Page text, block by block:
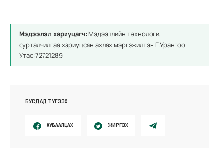
Мэдээлэл хариуцагч: Мэдээллийн технологи,
сурталчилгаа хариуцсан ахлах мэргэжилтэн Г.Урангоо
Утас:72721289
БУСДАД ТҮГЭЭХ
ХУВААЛЦАХ ЖИРГЭХ